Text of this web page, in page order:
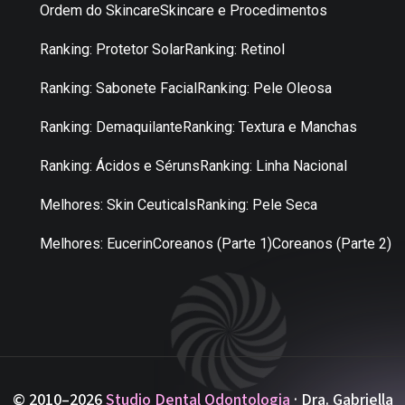
Ordem do SkincareSkincare e Procedimentos
Ranking: Protetor SolarRanking: Retinol
Ranking: Sabonete FacialRanking: Pele Oleosa
Ranking: DemaquilanteRanking: Textura e Manchas
Ranking: Ácidos e SérunsRanking: Linha Nacional
Melhores: Skin CeuticalsRanking: Pele Seca
Melhores: EucerinCoreanos (Parte 1)Coreanos (Parte 2)
© 2010–2026Studio Dental Odontologia · Dra. Gabriella